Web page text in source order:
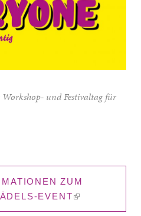
und Festivaltag für
ZUM
EVENT
EXTERNAL)